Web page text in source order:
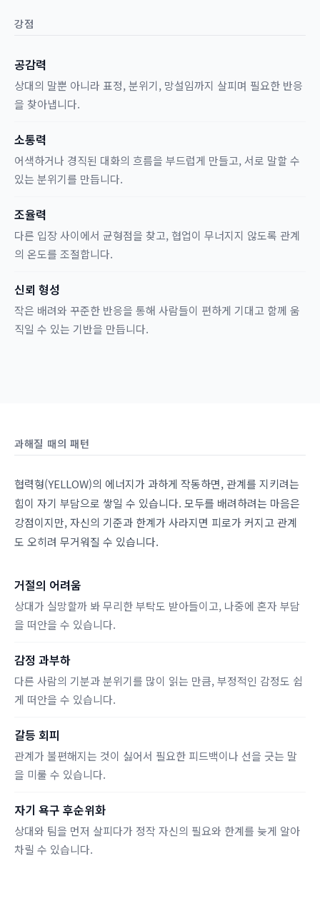
강점
공감력
상대의 말뿐 아니라 표정, 분위기, 망설임까지 살피며 필요한 반응
을 찾아냅니다.
소통력
어색하거나 경직된 대화의 흐름을 부드럽게 만들고, 서로 말할 수
있는 분위기를 만듭니다.
조율력
다른 입장 사이에서 균형점을 찾고, 협업이 무너지지 않도록 관계
의 온도를 조절합니다.
신뢰 형성
작은 배려와 꾸준한 반응을 통해 사람들이 편하게 기대고 함께 움
직일 수 있는 기반을 만듭니다.
과해질 때의 패턴
협력형(YELLOW)의 에너지가 과하게 작동하면, 관계를 지키려는
힘이 자기 부담으로 쌓일 수 있습니다. 모두를 배려하려는 마음은
강점이지만, 자신의 기준과 한계가 사라지면 피로가 커지고 관계
도 오히려 무거워질 수 있습니다.
거절의 어려움
상대가 실망할까 봐 무리한 부탁도 받아들이고, 나중에 혼자 부담
을 떠안을 수 있습니다.
감정 과부하
다른 사람의 기분과 분위기를 많이 읽는 만큼, 부정적인 감정도 쉽
게 떠안을 수 있습니다.
갈등 회피
관계가 불편해지는 것이 싫어서 필요한 피드백이나 선을 긋는 말
을 미룰 수 있습니다.
자기 욕구 후순위화
상대와 팀을 먼저 살피다가 정작 자신의 필요와 한계를 늦게 알아
차릴 수 있습니다.